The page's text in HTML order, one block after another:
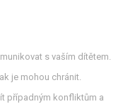
s vaším dítětem.
je mohou chránit.
případným konfliktům a